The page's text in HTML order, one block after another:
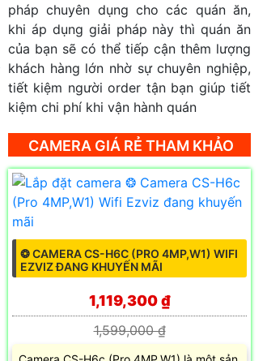
pháp chuyên dụng cho các quán ăn,
khi áp dụng giải pháp này thì quán ăn
của bạn sẽ có thể tiếp cận thêm lượng
khách hàng lớn nhờ sự chuyên nghiệp,
tiết kiệm người order tận bạn giúp tiết
kiệm chi phí khi vận hành quán
CAMERA GIÁ RẺ THAM KHẢO
❂ CAMERA CS-H6C (PRO 4MP,W1) WIFI
EZVIZ ĐANG KHUYẾN MÃI
1,119,300 ₫
1,599,000 ₫